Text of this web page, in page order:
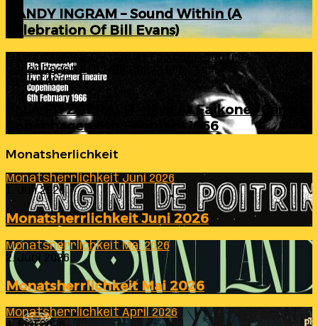
RANDY INGRAM – Sound Within (A
Celebration Of Bill Evans)
ELLA FITZGERALD – Live At Falkoner Centre
Copenhagen 6th February 1966
23. Juli 2026
ELLA FITZGERALD – Live At Falkoner Centre
Copenhagen 6th February 1966
Monatsherlichkeit
Monatsherrlichkeit Juni 2026
1. Juli 2026
Monatsherrlichkeit Juni 2026
Monatsherrlichkeit Mai 2026
2. Juni 2026
Monatsherrlichkeit Mai 2026
Monatsherrlichkeit April 2026